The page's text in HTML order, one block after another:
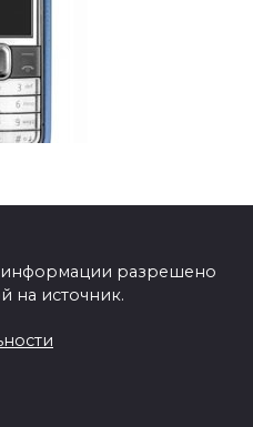
информации разрешено
на источник.